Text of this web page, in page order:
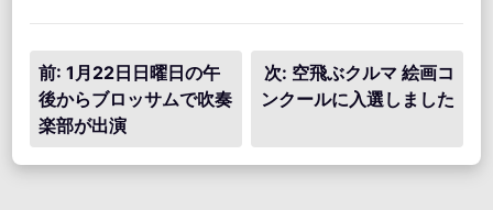
投
稿
ナ
前: 1月22日日曜日の午
後からブロッサムで吹奏
楽部が出演
次: 空飛ぶクルマ 絵画コ
ンクールに入選しました